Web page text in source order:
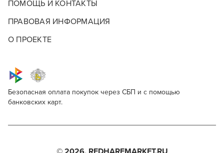
ПОМОЩЬ И КОНТАКТЫ
ПРАВОВАЯ ИНФОРМАЦИЯ
О ПРОЕКТЕ
Безопасная оплата покупок через СБП и с помощью
банковских карт.
парикмахерам, барберам, колористам и другим